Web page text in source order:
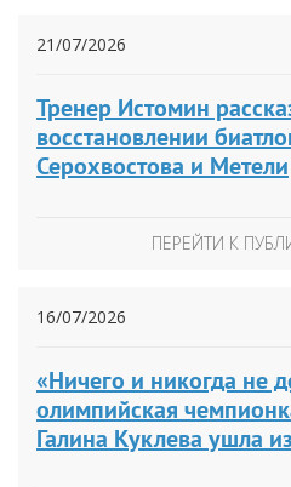
21/07/2026
Тренер Истомин
восстановлении
Серохвостова и Метели
ПЕРЕЙТИ К
16/07/2026
«Ничего и никогда не
олимпийская
Галина Куклева ушла